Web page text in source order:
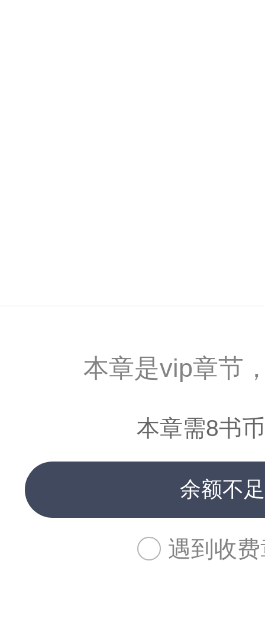
本章是vip章节
本章需8书
余额不
遇到收